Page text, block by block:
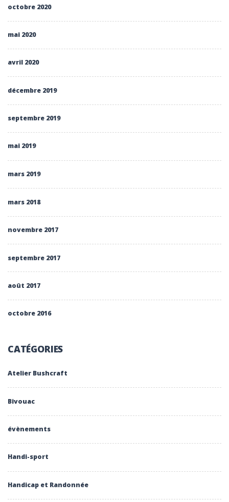
octobre 2020
mai 2020
avril 2020
décembre 2019
septembre 2019
mai 2019
mars 2019
mars 2018
novembre 2017
septembre 2017
août 2017
octobre 2016
CATÉGORIES
Atelier Bushcraft
Bivouac
évènements
Handi-sport
Handicap et Randonnée